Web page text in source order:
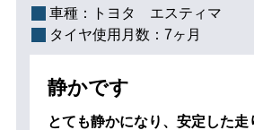
車種：
トヨタ エスティマ
タイヤ使用月数： 7ヶ月
静かです
とても静かになり、安定した走